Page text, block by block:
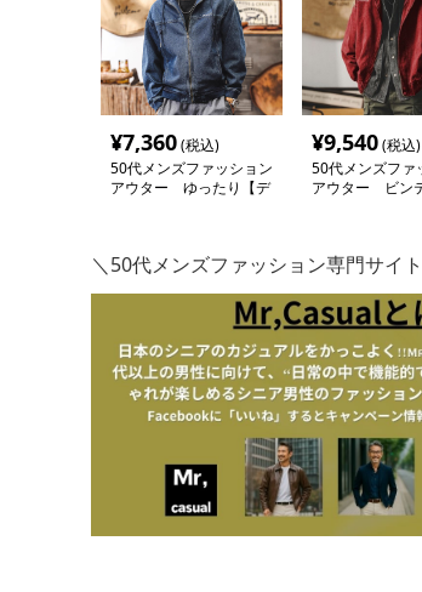
¥7,360(税込)
50代メンズファッション
アウター ゆったり【デ
¥9,540(税込)
50代メンズファ
アウター ビン
＼50代メンズファッション専門サイ